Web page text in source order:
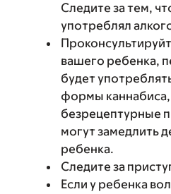
Следите за тем,
употреблял
вашего ребенка,
будет
формы
безрецептурные
могут замедлить
ребенка.
Следите за
Если у ребенка